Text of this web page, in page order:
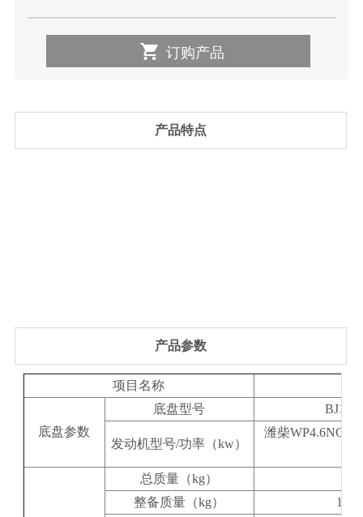
 订购产品
产品特点
产品参数
项目名称
底盘参数
底盘型号
发动机型号/功率（kw）
潍柴
总质量（kg）
整备质量（kg）